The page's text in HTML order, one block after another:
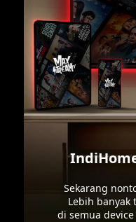
Sekarang
Lebih banyak
di semua